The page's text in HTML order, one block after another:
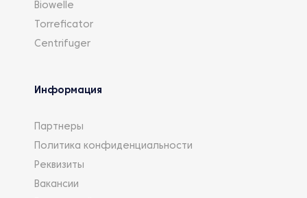
Biowelle
Torreficator
Centrifuger
Информация
Партнеры
Политика конфиденциальности
Реквизиты
Вакансии